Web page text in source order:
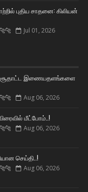
புதிய சாதனை: கிலியன்
Jul 01, 2026
சூதாட்ட இணையதளங்களை
Aug 06, 2026
மீட்போம்..!
Aug 06, 2026
செய்தி..!
Aug 06, 2026